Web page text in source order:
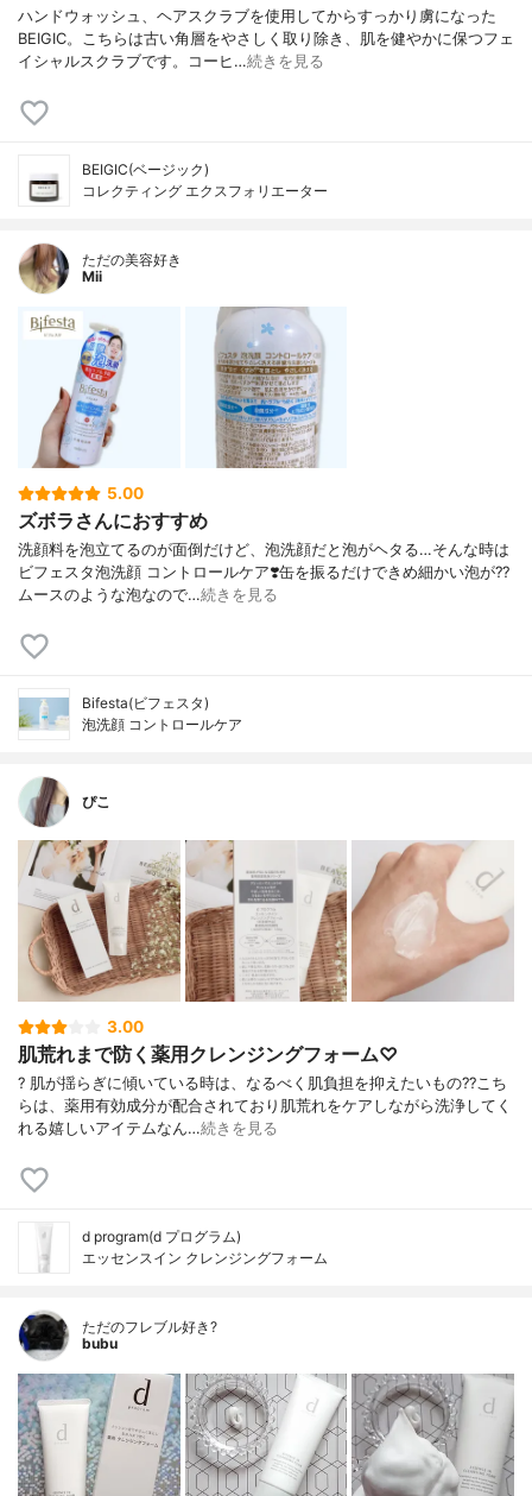
ハンドウォッシュ、ヘアスクラブを使用してからすっかり虜になった
BEIGIC。こちらは古い角層をやさしく取り除き、肌を健やかに保つフェ
イシャルスクラブです。コーヒ…続きを見る
BEIGIC(ベージック)
コレクティング エクスフォリエーター
ただの美容好き
Mii
5.00
ズボラさんにおすすめ
洗顔料を泡立てるのが面倒だけど、泡洗顔だと泡がヘタる…そんな時は
ビフェスタ泡洗顔 コントロールケア❣️缶を振るだけできめ細かい泡が?‍?️
ムースのような泡なので…続きを見る
Bifesta(ビフェスタ)
泡洗顔 コントロールケア
ぴこ
3.00
肌荒れまで防く薬用クレンジングフォーム♡
? 肌が揺らぎに傾いている時は、なるべく肌負担を抑えたいもの?? こち
らは、薬用有効成分が配合されており肌荒れをケアしながら洗浄してく
れる嬉しいアイテムなん…続きを見る
d program(d プログラム)
エッセンスイン クレンジングフォーム
ただのフレブル好き?
bubu